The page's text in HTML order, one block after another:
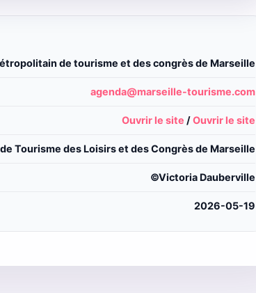
de tourisme et des congrès de Marseille
agenda@marseille-tourisme.com
Ouvrir le site /Ouvrir le site
Tourisme des Loisirs et des Congrès de Marseille
©Victoria Dauberville
2026-05-19